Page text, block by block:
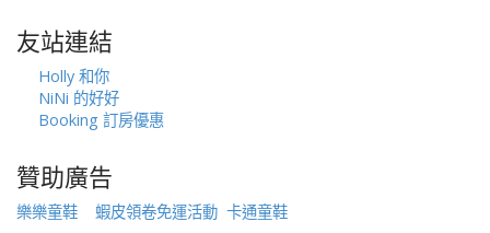
友站連結
Holly 和你
NiNi 的好好
Booking 訂房優惠
贊助廣告
樂樂童鞋 蝦皮領卷免運活動 卡通童鞋